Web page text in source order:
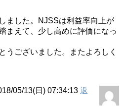
ました。NJSSは利益率向上が
まえて、少し高めに評価になっ
うございました。またよろしく
05/13(日) 07:34:13 返